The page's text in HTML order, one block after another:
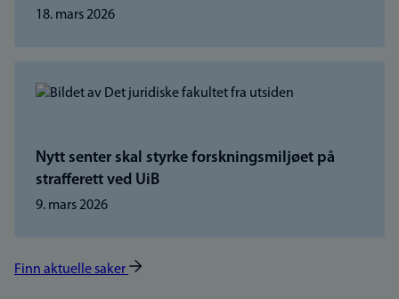
18. mars 2026
Nytt senter skal styrke forskningsmiljøet på
strafferett ved UiB
9. mars 2026
Finn aktuelle saker